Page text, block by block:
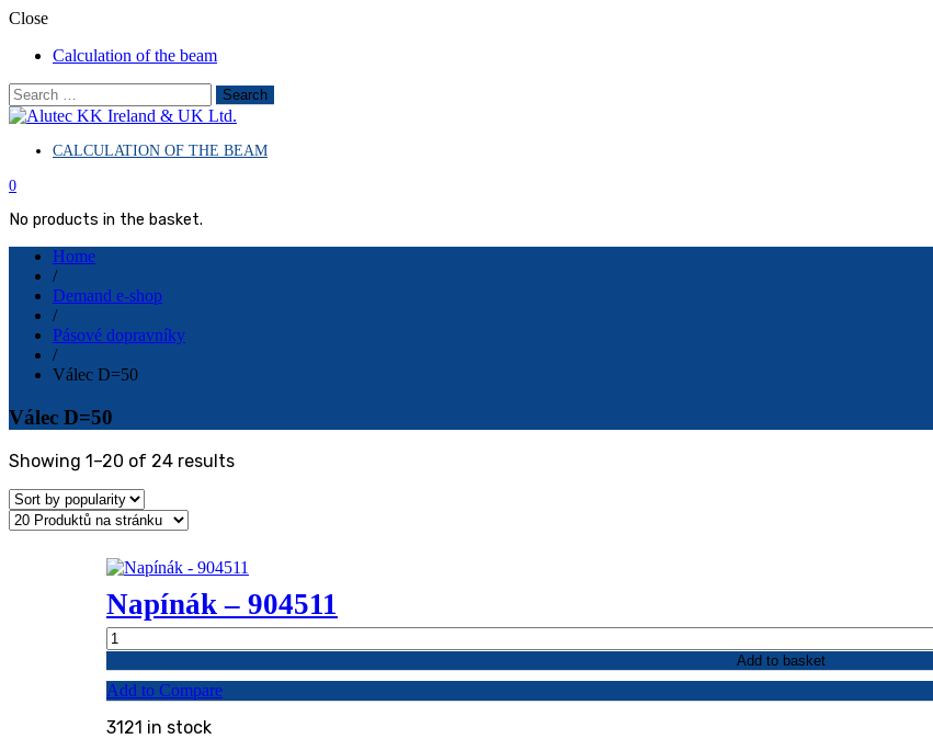
Close
Calculation of the beam
Search
for:
Alutec KK Ireland & UK Ltd.
Aluminum and construction systems
CALCULATION OF THE BEAM
0
No products in the basket.
Home
/
Demand e-shop
/
Pásové dopravníky
/
Válec D=50
Válec D=50
Showing 1–20 of 24 resultsSorted
Napínák – 904511
Napínák
-
904511
quantity
Add to basket
Add to Compare
3121 in stock